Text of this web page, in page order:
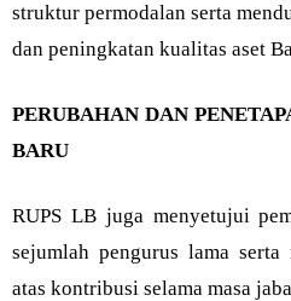
struktur permodalan serta
dan peningkatan kualitas aset
PERUBAHAN DAN
BARU
RUPS LB juga menyetujui
sejumlah pengurus lama
atas kontribusi selama masa